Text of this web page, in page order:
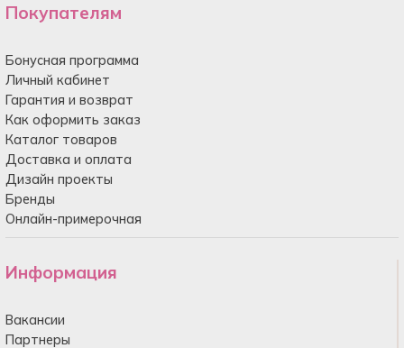
Покупателям
Бонусная программа
Личный кабинет
Гарантия и возврат
Как оформить заказ
Каталог товаров
Доставка и оплата
Дизайн проекты
Бренды
Онлайн-примерочная
Информация
Вакансии
Партнеры